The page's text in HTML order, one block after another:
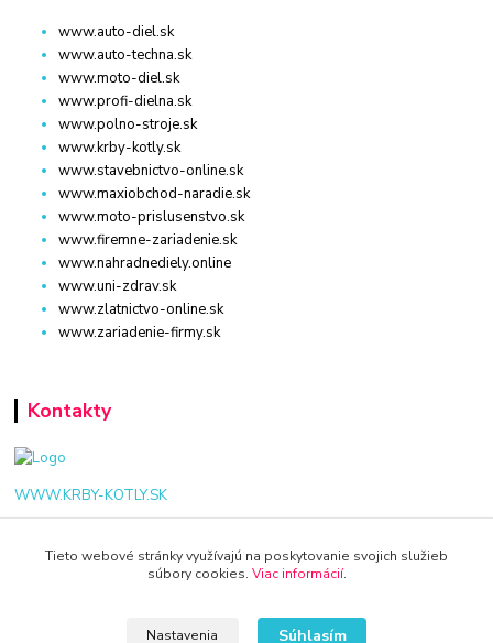
www.auto-diel.sk
www.auto-techna.sk
www.moto-diel.sk
www.profi-dielna.sk
www.polno-stroje.sk
www.krby-kotly.sk
www.stavebnictvo-online.sk
www.maxiobchod-naradie.sk
www.moto-prislusenstvo.sk
www.firemne-zariadenie.sk
www.nahradnediely.online
www.uni-zdrav.sk
www.zlatnictvo-online.sk
www.zariadenie-firmy.sk
Kontakty
WWW.KRBY-KOTLY.SK
Tieto webové stránky využívajú na poskytovanie svojich služieb
súbory cookies. Viac informácií.
Nastavenia Súhlasím